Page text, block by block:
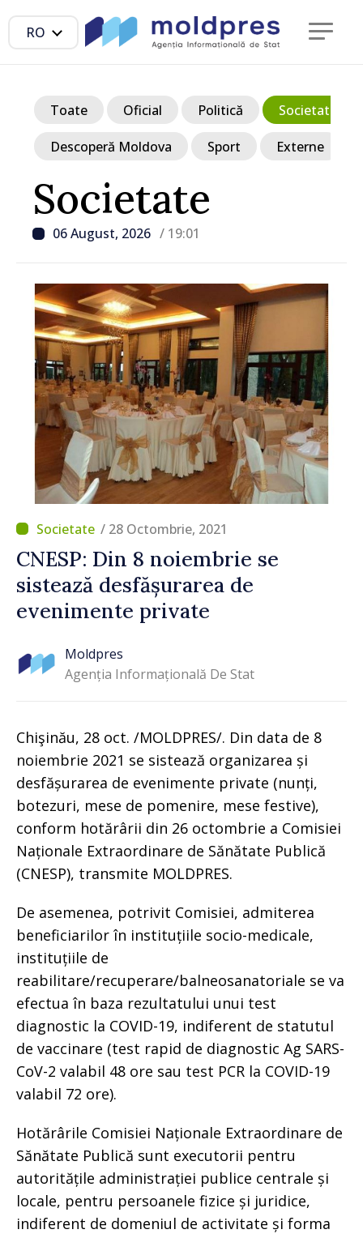
RO
Societate
06 August, 2026 / 19:01
Toate Oficial Politică Societate
Descoperă Moldova Sport Externe
/ 28 Octombrie, 2021
CNESP: Din 8 noiembrie se
sistează desfășurarea de
evenimente private
Moldpres
Agenția Informațională De Stat
Chişinău, 28 oct. /MOLDPRES/. Din data de 8
noiembrie 2021 se sistează organizarea și
desfășurarea de evenimente private (nunți,
botezuri, mese de pomenire, mese festive),
conform hotărârii din 26 octombrie a Comisiei
Naționale Extraordinare de Sănătate Publică
(CNESP), transmite MOLDPRES.
De asemenea, potrivit Comisiei, admiterea
beneficiarilor în instituțiile socio-medicale,
instituțiile de
reabilitare/recuperare/balneosanatoriale se va
efectua în baza rezultatului unui test
diagnostic la COVID-19, indiferent de statutul
de vaccinare (test rapid de diagnostic Ag SARS-
CoV-2 valabil 48 ore sau test PCR la COVID-19
valabil 72 ore).
Hotărârile Comisiei Naționale Extraordinare de
Sănătate Publică sunt executorii pentru
autoritățile administrației publice centrale și
locale, pentru persoanele fizice și juridice,
indiferent de domeniul de activitate și forma